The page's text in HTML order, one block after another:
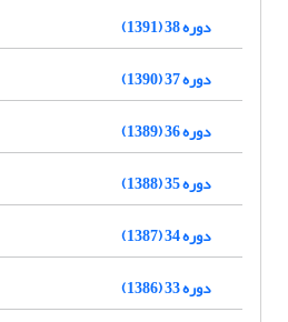
دوره 38 (1391)
دوره 37 (1390)
دوره 36 (1389)
دوره 35 (1388)
دوره 34 (1387)
دوره 33 (1386)